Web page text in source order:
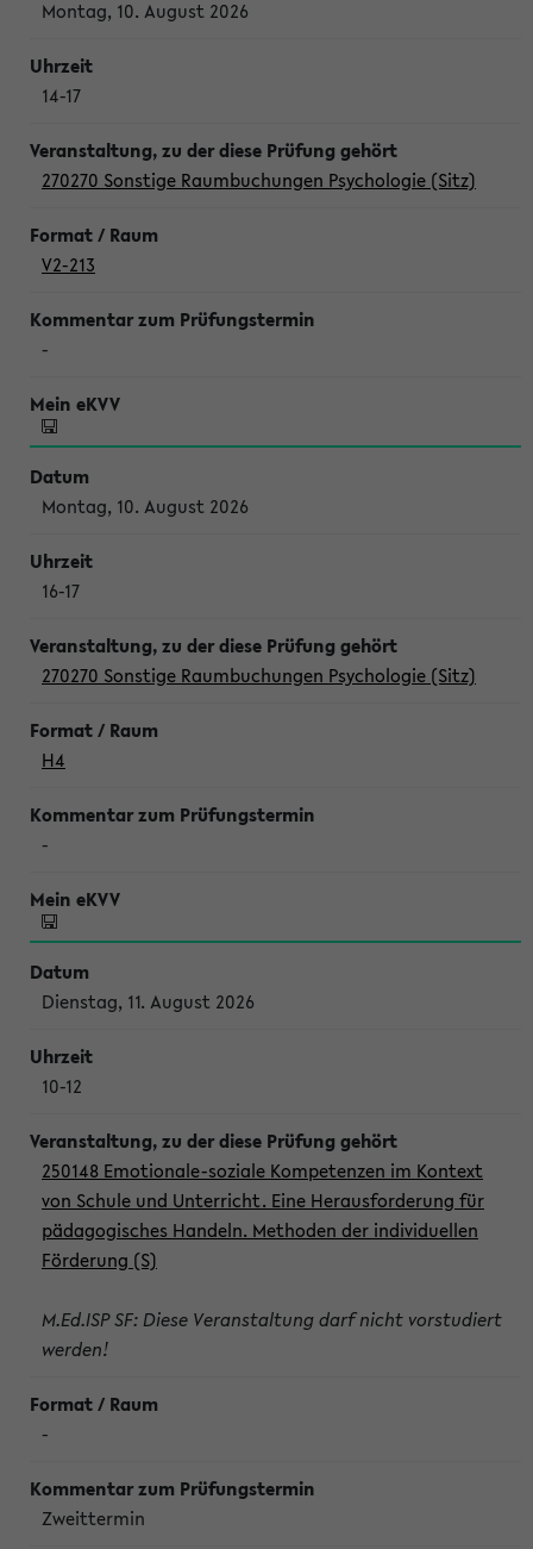
Montag, 10. August 2026
14-17
270270 Sonstige Raumbuchungen Psychologie (Sitz)
V2-213
-
Montag, 10. August 2026
16-17
270270 Sonstige Raumbuchungen Psychologie (Sitz)
H4
-
Dienstag, 11. August 2026
10-12
250148 Emotionale-soziale Kompetenzen im Kontext
von Schule und Unterricht. Eine Herausforderung für
pädagogisches Handeln. Methoden der individuellen
Förderung (S)
M.Ed.ISP SF: Diese Veranstaltung darf nicht vorstudiert
werden!
-
Zweittermin